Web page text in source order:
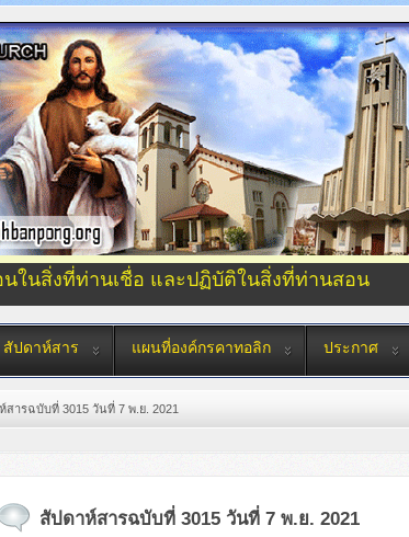
นในสิ่งที่ท่านเชื่อ และปฏิบัติในสิ่งที่ท่านสอน
สัปดาห์สาร แผนที่องค์กรคาทอลิก ประกาศ
สารฉบับที่ 3015 วันที่ 7 พ.ย. 2021
สัปดาห์สารฉบับที่ 3015 วันที่ 7 พ.ย. 2021